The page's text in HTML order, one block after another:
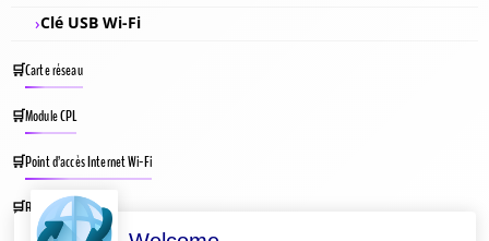
Clé USB Wi-Fi
Carte réseau
Module CPL
Point d’accès Internet Wi-Fi
Répéteur Wifi